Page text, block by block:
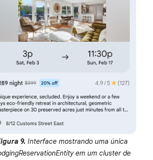
9. Interface mostrando uma única
em um cluster de